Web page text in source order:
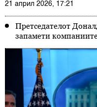
21 април 2026, 17:21
Претседателот
запамети